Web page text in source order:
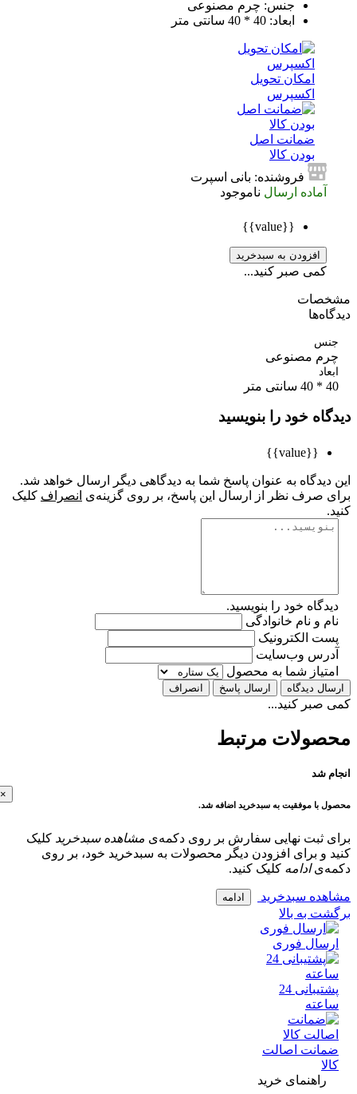
جنس: چرم مصنوعی
ابعاد: 40 * 40 سانتی متر
امکان تحویل
اکسپرس
ضمانت اصل
بودن کالا
فروشنده: بانی اسپرت
آماده ارسال ناموجود
افزودن به سبدخرید
کمی صبر کنید...
مصنوعی
خود را بنویسید
به عنوان پاسخ شما به دیدگاهی دیگر ارسال خواهد شد.
صرف نظر از ارسال این پاسخ، بر روی گزینه‌ی انصرافکلیک
خود را بنویسید.
و نام خانوادگی
الکترونیک
وب‌سایت
شما به محصول
دیدگاه ارسال پاسخ انصراف
کنید...
مرتبط
شد
با موفقیت به سبدخرید اضافه شد.
ثبت نهایی سفارش بر روی دکمه‌یمشاهده سبدخریدکلیک
و برای افزودن دیگر محصولات به سبدخرید خود، بر روی
ادامهکلیک کنید.
سبدخرید ادامه
به بالا
فوری
پشتیبانی 24
اصالت
راهنمای خرید